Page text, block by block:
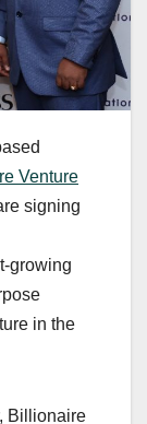
Venture
signing
growing
in the
Billionaire